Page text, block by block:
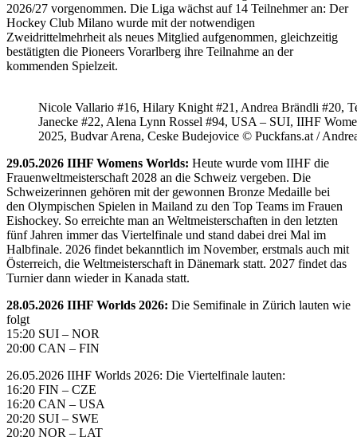
2026/27 vorgenommen. Die Liga wächst auf 14 Teilnehmer an: Der
Hockey Club Milano wurde mit der notwendigen
Zweidrittelmehrheit als neues Mitglied aufgenommen, gleichzeitig
bestätigten die Pioneers Vorarlberg ihre Teilnahme an der
kommenden Spielzeit.
Nicole Vallario #16, Hilary Knight #21, Andrea Brändli #20,
Janecke #22, Alena Lynn Rossel #94, USA – SUI, IIHF
2025, Budvar Arena, Ceske Budejovice © Puckfans.at /
29.05.2026 IIHF Womens Worlds: Heute wurde vom IIHF die
Frauenweltmeisterschaft 2028 an die Schweiz vergeben. Die
Schweizerinnen gehören mit der gewonnen Bronze Medaille bei
den Olympischen Spielen in Mailand zu den Top Teams im Frauen
Eishockey. So erreichte man an Weltmeisterschaften in den letzten
fünf Jahren immer das Viertelfinale und stand dabei drei Mal im
Halbfinale. 2026 findet bekanntlich im November, erstmals auch mit
Österreich, die Weltmeisterschaft in Dänemark statt. 2027 findet das
Turnier dann wieder in Kanada statt.
28.05.2026 IIHF Worlds 2026: Die Semifinale in Zürich lauten wie
folgt
15:20 SUI – NOR
20:00 CAN – FIN
26.05.2026 IIHF Worlds 2026: Die Viertelfinale lauten:
16:20 FIN – CZE
16:20 CAN – USA
20:20 SUI – SWE
20:20 NOR – LAT